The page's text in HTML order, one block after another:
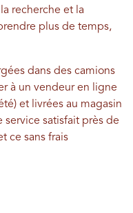
recherche et la
plus de temps,
dans des camions
à un vendeur en ligne
et livrées au magasin
service satisfait près de
ce sans frais